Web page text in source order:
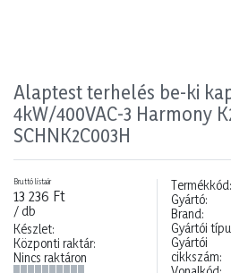
Alaptest terhelés be-ki
4kW/400VAC-3 Harmony
SCHNK2C003H
Bruttó listaár
13 236 Ft
/ db
Készlet:
Központi raktár:
Nincs raktáron
Termékkód:
Gyártó:
Brand:
Gyártói
Gyártói
cikkszám: